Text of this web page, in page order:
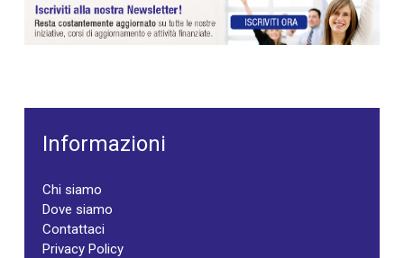
Informazioni
Chi siamo
Dove siamo
Contattaci
Privacy Policy